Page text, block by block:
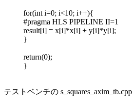
for(int i=0; i<10; i++){
#pragma HLS PIPELINE II=1
result[i] = x[i]*x[i] + y[i]*y[i];
}
return(0);
}
テストベンチの s_squares_axim_tb.cpp